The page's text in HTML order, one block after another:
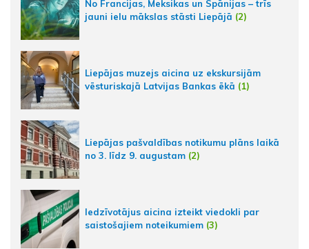
No Francijas, Meksikas un Spānijas – trīs
jauni ielu mākslas stāsti Liepājā (2)
Liepājas muzejs aicina uz ekskursijām
vēsturiskajā Latvijas Bankas ēkā (1)
Liepājas pašvaldības notikumu plāns laikā
no 3. līdz 9. augustam (2)
Iedzīvotājus aicina izteikt viedokli par
saistošajiem noteikumiem (3)